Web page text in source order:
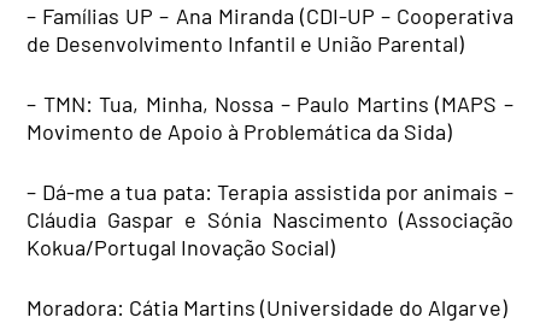
– Famílias UP – Ana Miranda (CDI-UP – Cooperativa
de Desenvolvimento Infantil e União Parental)
– TMN: Tua, Minha, Nossa – Paulo Martins (MAPS –
Movimento de Apoio à Problemática da Sida)
– Dá-me a tua pata: Terapia assistida por animais –
Cláudia Gaspar e Sónia Nascimento (Associação
Kokua/Portugal Inovação Social)
Moradora: Cátia Martins (Universidade do Algarve)